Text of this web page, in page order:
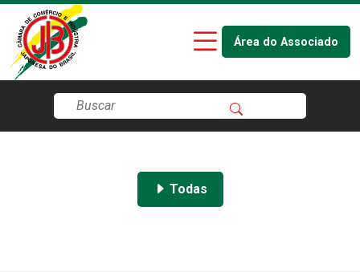
Área do Associado
Todas